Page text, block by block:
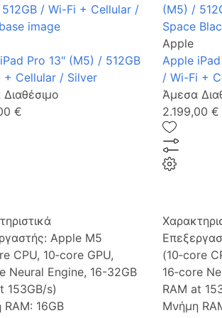
Pro 13" (M5) / 512GB
+ Cellular / Silver
€
Apple
Apple
/ Wi-Fi +
Άμεσα
2.199,00 €
Apple M5
CPU, 10‑core GPU,
Neural Engine, 16-32GB
153GB/s)
16GB
(10‑core
16‑core
RAM at
Μνήμη